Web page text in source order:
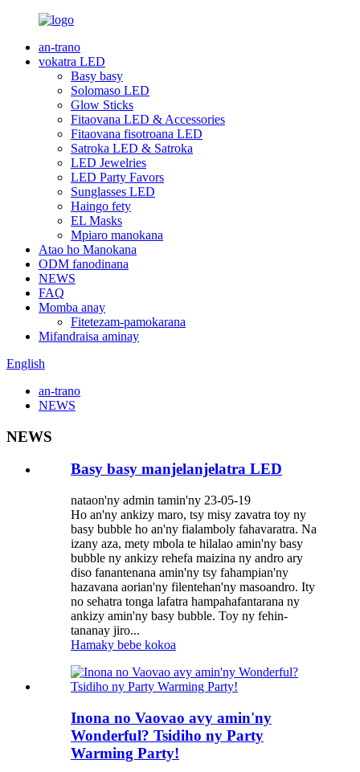
an-trano
vokatra LED
Basy basy
Solomaso LED
Glow Sticks
Fitaovana LED & Accessories
Fitaovana fisotroana LED
Satroka LED & Satroka
LED Jewelries
LED Party Favors
Sunglasses LED
Haingo fety
EL Masks
Mpiaro manokana
Atao ho Manokana
ODM fanodinana
NEWS
FAQ
Momba anay
Fitetezam-pamokarana
Mifandraisa aminay
English
an-trano
NEWS
NEWS
Basy basy manjelanjelatra LED
nataon'ny admin tamin'ny 23-05-19
Ho an'ny ankizy maro, tsy misy zavatra toy ny
basy bubble ho an'ny fialamboly fahavaratra. Na
izany aza, mety mbola te hilalao amin'ny basy
bubble ny ankizy rehefa maizina ny andro ary
diso fanantenana amin'ny tsy fahampian'ny
hazavana aorian'ny filentehan'ny masoandro. Ity
no sehatra tonga lafatra hampahafantarana ny
ankizy amin'ny basy bubble. Toy ny fehin-
tananay jiro...
Hamaky bebe kokoa
Inona no Vaovao avy amin'ny
Wonderful? Tsidiho ny Party
Warming Party!